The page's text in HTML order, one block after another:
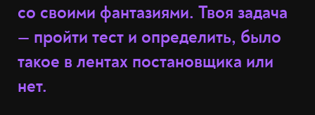
со своими фантазиями. Твоя задача
— пройти тест и определить, было
такое в лентах постановщика или
нет.